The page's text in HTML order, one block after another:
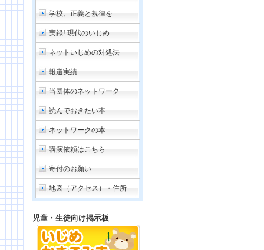
学校、正義と規律を
実録! 現代のいじめ
ネットいじめの対処法
報道実績
当団体のネットワーク
読んでおきたい本
ネットワークの本
講演依頼はこちら
寄付のお願い
地図（アクセス）・住所
児童・生徒向け掲示板